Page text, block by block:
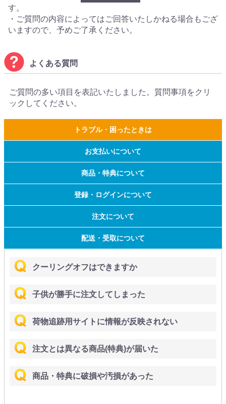
す。
・ご質問の内容によってはご回答いたしかねる場合もござ
いますので、予めご了承ください。
よくある質問
ご質問の多い項目を表記いたしました。質問事項をクリ
ックしてください。
トラブル・困ったときは
お支払いについて
商品・特典について
登録・ログインについて
注文について
配送・受取について
クーリングオフはできますか
子供が勝手に注文してしまった
荷物追跡用サイトに情報が反映されない
注文とは異なる商品(特典)が届いた
商品・特典に破損や汚損があった